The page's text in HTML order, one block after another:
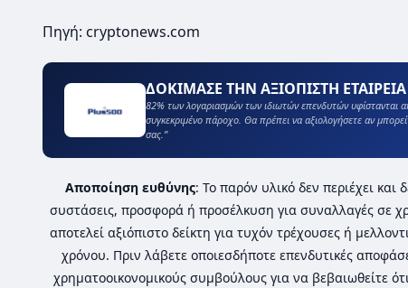
Πηγή: cryptonews.com
ΔΟΚΙΜΑΣΕ ΤΗΝ ΑΞΙΟΠΙΣΤΗ
82% των λογαριασμών των ιδιωτών επενδυτών υφίστανται
συγκεκριμένο πάροχο. Θα πρέπει να αξιολογήσετε αν
σας.”
Αποποίηση ευθύνης: Το παρόν υλικό δεν περιέχει
συστάσεις, προσφορά ή προσέλκυση για συναλλαγές σε
αποτελεί αξιόπιστο δείκτη για τυχόν τρέχουσες ή
χρόνου. Πριν λάβετε οποιεσδήποτε επενδυτικές
χρηματοοικονομικούς συμβούλους για να βεβαιωθείτε